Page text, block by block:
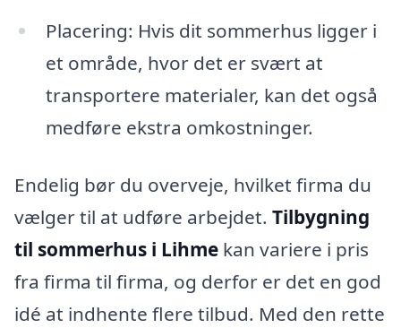
Placering: Hvis dit sommerhus ligger i
et område, hvor det er svært at
transportere materialer, kan det også
medføre ekstra omkostninger.
Endelig bør du overveje, hvilket firma du
vælger til at udføre arbejdet. Tilbygning
til sommerhus i Lihme kan variere i pris
fra firma til firma, og derfor er det en god
idé at indhente flere tilbud. Med den rette